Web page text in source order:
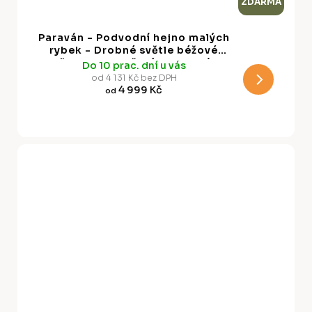
D
M
Paraván - Podvodní hejno malých
rybek - Drobné světle béžové
rybičky proti mořským hlubinám v
šedých odstínech
Do 10 prac. dní u vás
od 4 131 Kč bez DPH
od 4 999 Kč